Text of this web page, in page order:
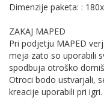
Dimenzije paketa: :
ZAKAJ MAPED
Pri podjetju MAPED
meja zato so uporabili
spodbuja otroško
Otroci bodo ustvarjali,
kreacije uporabili pri igri.